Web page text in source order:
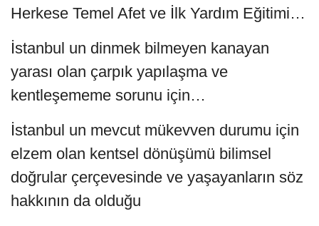
Herkese Temel Afet ve İlk Yardım Eğitimi…
İstanbul un dinmek bilmeyen kanayan
yarası olan çarpık yapılaşma ve
kentleşememe sorunu için…
İstanbul un mevcut mükevven durumu için
elzem olan kentsel dönüşümü bilimsel
doğrular çerçevesinde ve yaşayanların söz
hakkının da olduğu